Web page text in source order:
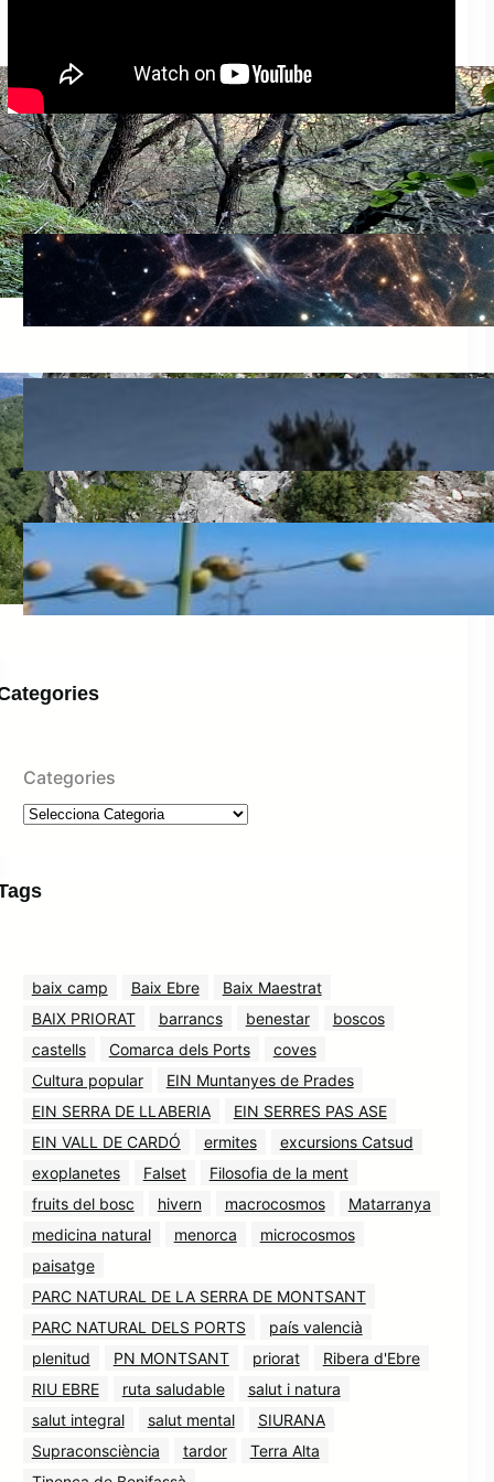
entrades
Què és la supraconsciència?
juny 30, 2026
El preu d’un error còsmic
juny 20, 2026
L’espernallac: l’or groc de la muntanya
juny 14, 2026
Categories
baix camp Baix Ebre
Baix Maestrat
BAIX PRIORAT
barrancs benestar
boscos
castells
Comarca dels Ports
coves
Cultura popular
EIN Muntanyes de Prades
EIN SERRA DE LLABERIA
EIN SERRES PAS ASE
EIN VALL DE CARDÓ
ermites
excursions Catsud
exoplanetes
Falset
Filosofia de la ment
fruits del bosc
hivern macrocosmos
Matarranya
medicina natural
menorca
microcosmos
paisatge
PARC NATURAL DE LA SERRA DE MONTSANT
PARC NATURAL DELS PORTS
país valencià
plenitud
PN MONTSANT priorat
Ribera d'Ebre
RIU EBRE
ruta saludable
salut i natura
salut integral
salut mental
SIURANA
Supraconsciència
tardor
Terra Alta